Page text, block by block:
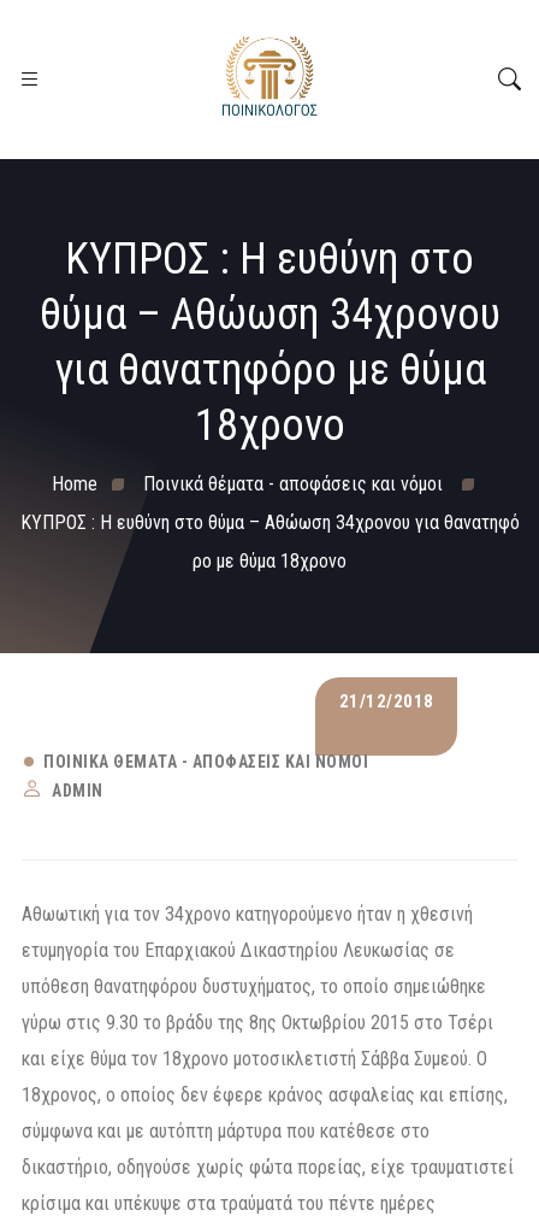
ΚΥΠΡΟΣ : Η ευθύνη στο
θύμα – Αθώωση 34χρονου
για θανατηφόρο με θύμα
18χρονο
Home
Ποινικά θέματα - αποφάσεις και νόμοι
ΚΥΠΡΟΣ : Η ευθύνη στο θύμα – Αθώωση 34χρονου για θανατηφό
ρο με θύμα 18χρονο
21/12/2018
ΠΟΙΝΙΚΆ ΘΈΜΑΤΑ - ΑΠΟΦΆΣΕΙΣ ΚΑΙ ΝΌΜΟΙ
ADMIN
Αθωωτική για τον 34χρονο κατηγορούμενο ήταν η χθεσινή
ετυμηγορία του Επαρχιακού Δικαστηρίου Λευκωσίας σε
υπόθεση θανατηφόρου δυστυχήματος, το οποίο σημειώθηκε
γύρω στις 9.30 το βράδυ της 8ης Οκτωβρίου 2015 στο Τσέρι
και είχε θύμα τον 18χρονο μοτοσικλετιστή Σάββα Συμεού. Ο
18χρονος, ο οποίος δεν έφερε κράνος ασφαλείας και επίσης,
σύμφωνα και με αυτόπτη μάρτυρα που κατέθεσε στο
δικαστήριο, οδηγούσε χωρίς φώτα πορείας, είχε τραυματιστεί
κρίσιμα και υπέκυψε στα τραύματά του πέντε ημέρες